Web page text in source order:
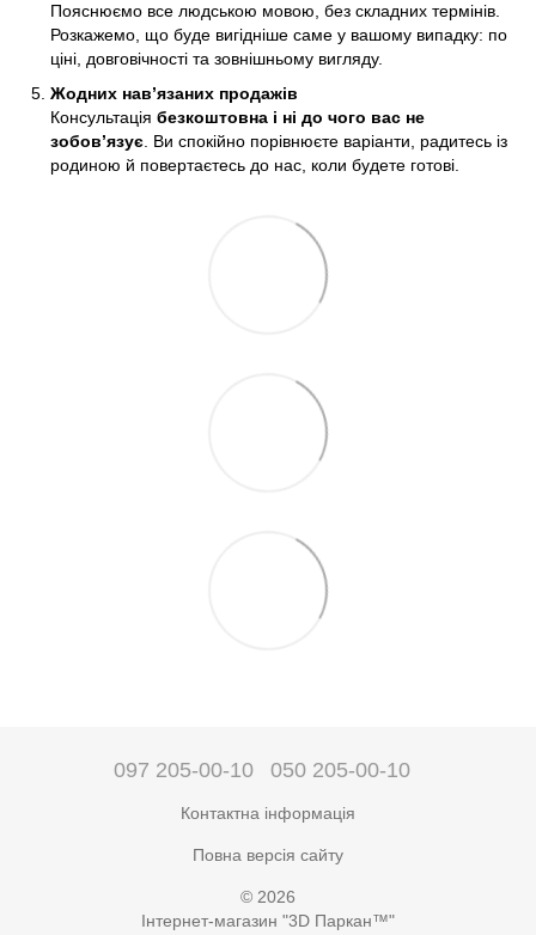
Пояснюємо все людською мовою, без складних термінів.
Розкажемо, що буде вигідніше саме у вашому випадку: по
ціні, довговічності та зовнішньому вигляду.
Жодних нав’язаних продажів
Консультація безкоштовна і ні до чого вас не
зобов’язує . Ви спокійно порівнюєте варіанти, радитесь із
родиною й повертаєтесь до нас, коли будете готові.
097 205-00-10 050 205-00-10
Контактна інформація
Повна версія сайту
© 2026
Інтернет-магазин "3D Паркан™"